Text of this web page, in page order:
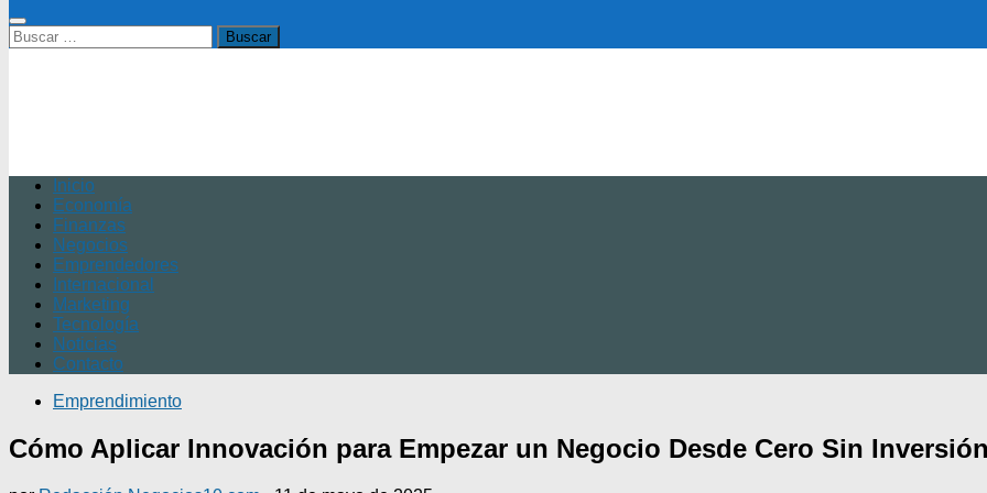
Buscar:
Inicio
Economía
Finanzas
Negocios
Emprendedores
Internacional
Marketing
Tecnología
Noticias
Contacto
Emprendimiento
Cómo Aplicar Innovación para Empezar un Negocio Desde Cero Sin